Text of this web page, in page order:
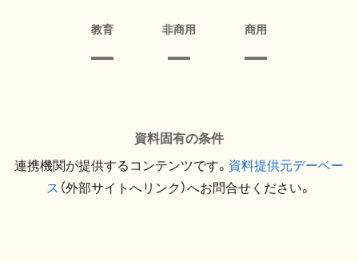
教育 非商用 商用
資料固有の条件
連携機関が提供するコンテンツです。 資料提供元デーベー
ス （外部サイトへリンク）へお問合せください。